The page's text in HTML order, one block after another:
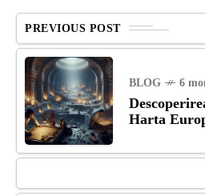
PREVIOUS POST
BLOG 6
Harta